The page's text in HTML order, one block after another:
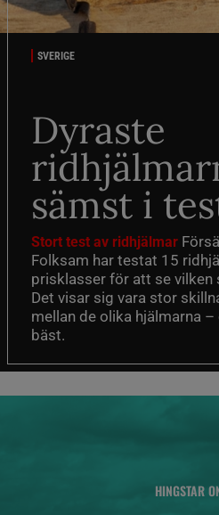
SVERIGE
Dyraste
sämst i
Stort test av ridhjälmar
Folksam har testat 15
prisklasser för att se vilken
Det visar sig vara stor
mellan de olika hjälmarna
bäst.
HINGSTAR